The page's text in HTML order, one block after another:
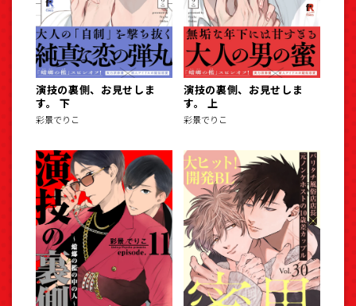
演技の裏側、お見せしま
す。 下
彩景でりこ
演技の裏側、お見せしま
す。 上
彩景でりこ